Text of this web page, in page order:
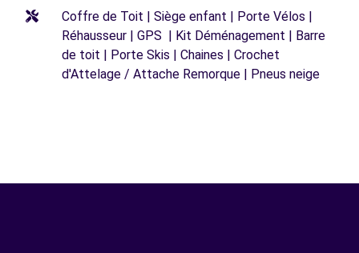
Coffre de Toit | Siège enfant | Porte Vélos |
Réhausseur | GPS | Kit Déménagement | Barre
de toit | Porte Skis | Chaines | Crochet
d'Attelage / Attache Remorque | Pneus neige